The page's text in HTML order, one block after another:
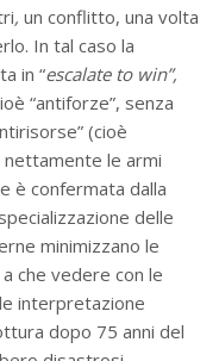
, un conflitto, una volta
In tal caso la
in “escalate to win”,
“antiforze”, senza
(cioè
nettamente le armi
è confermata dalla
delle
minimizzano le
che vedere con le
interpretazione
dopo 75 anni del